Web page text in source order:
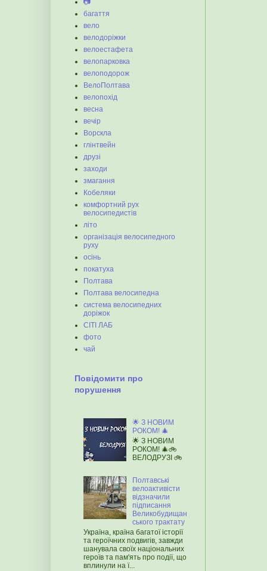
📷
багаття
вело
велодоріжки
велоестафета
велопарковка
велоподорож
ВелоПолтава
велопохід
весна
вечір
Ворскла
глінтвейн
друзі
заходи
змагання
Кобеляки
комфортний рух
велосипедистів
літо
організація велосипедного
руху
осінь
покатуха
Полтава
Полтава велосипедна
система велосипедних
доріжок
СІТІ ЛАБ
фото
чай
Повідомити про
порушення
🌟 З НОВИМ
РОКОМ! 🎄
🌟 З НОВИМ
РОКОМ! 🎄🚲
ВЕЛОДРУЗІ 🚲
Полтавські
велоактивісти
відзначили
підписання
Великобудищан
ського трактату
Україна, країна багатої історії
та героїчних подвигів, завжди
шанувала своїх національних
героїв та пам'ять про події, що
вплинули на ї...